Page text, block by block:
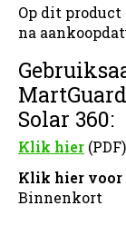
Op dit
na
Solar 360:
Klik hier (PDF)
Klik hier voor
Binnenkort